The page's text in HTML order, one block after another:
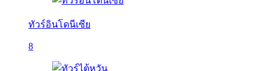
ทัวร์อินโดนีเซีย
8